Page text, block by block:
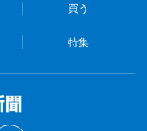
買う
特集